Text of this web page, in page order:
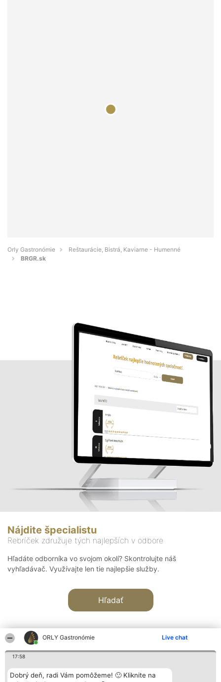
ORLY Gastronómie Live chat
17:58
Dobrý deň, radi Vám pomôžeme! 🙂 Kliknite na
Orly Gastronómie
Reštaurácie, Bistrá, Kaviarne - Humenné
BRGR.sk
Nájdite špecialistu
Rebríček združuje tých najlepších v odbore
Hľadáte odborníka vo svojom okolí? Skontrolujte náš
vyhľadávač. Využívajte len tie najlepšie služby.
Hľadať
Organizátor hodnotenia
Bright Side Solutions sp. z o.
Hodnotenie
Laureáti
Kontakt
Kontakt